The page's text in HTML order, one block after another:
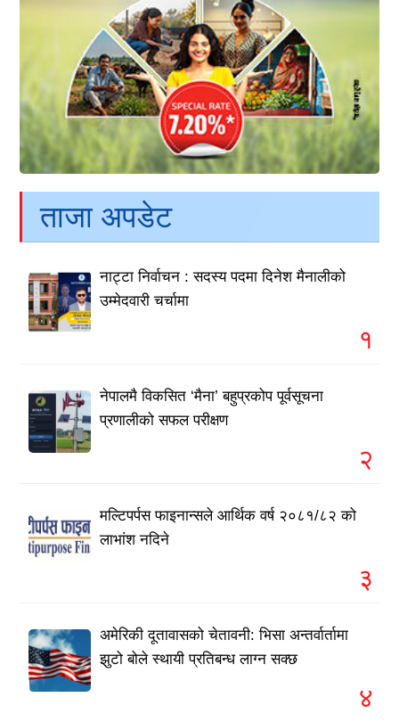
ताजा अपडेट
नाट्टा निर्वाचन : सदस्य पदमा दिनेश मैनालीको
उम्मेदवारी चर्चामा
१
नेपालमै विकसित ‘मैना’ बहुप्रकोप पूर्वसूचना
प्रणालीको सफल परीक्षण
२
मल्टिपर्पस फाइनान्सले आर्थिक वर्ष २०८१/८२ को
लाभांश नदिने
३
अमेरिकी दूतावासको चेतावनी: भिसा अन्तर्वार्तामा
झुटो बोले स्थायी प्रतिबन्ध लाग्न सक्छ
४